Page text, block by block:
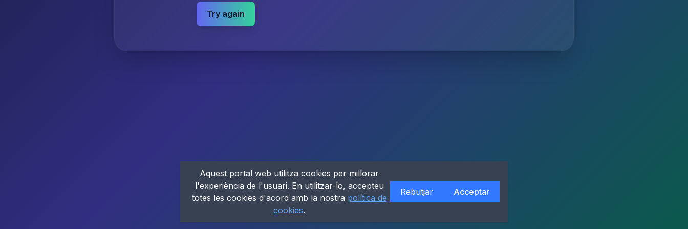
Try again
Aquest portal web utilitza cookies per millorar
l'experiència de l'usuari. En utilitzar-lo, accepteu
totes les cookies d'acord amb la nostra política de
cookies.
Rebutjar Acceptar